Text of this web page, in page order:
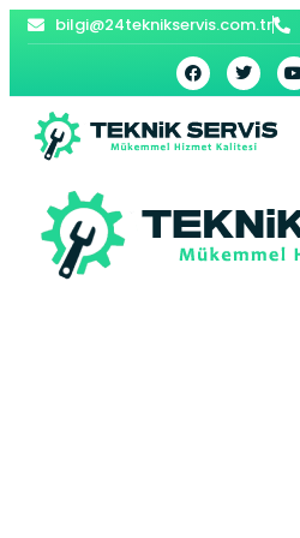
bilgi@24teknikservis.com.tr